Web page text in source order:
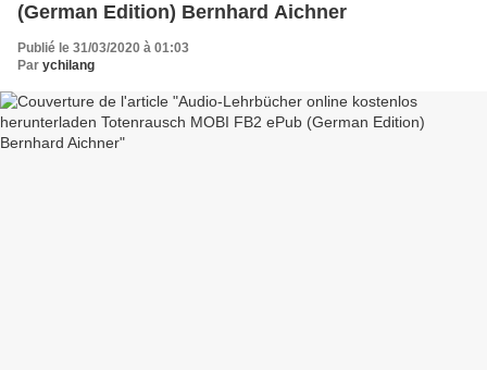
(German Edition) Bernhard Aichner
Publié le 31/03/2020 à 01:03
Par ychilang